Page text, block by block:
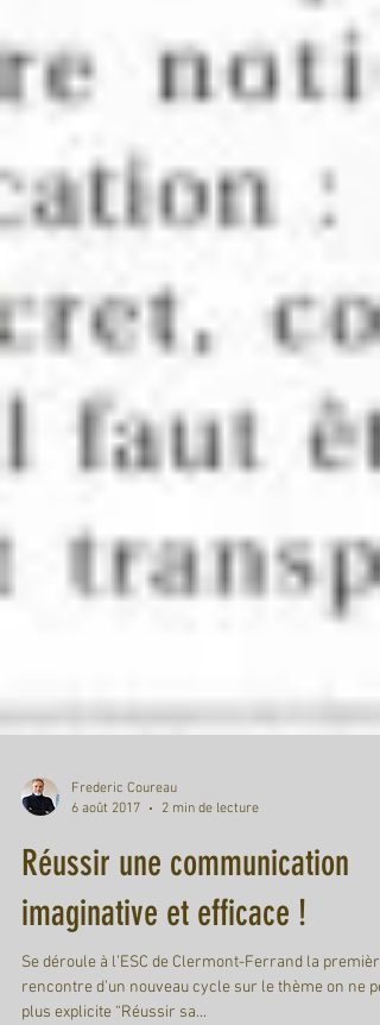
Frederic Coureau
6 août 2017
2 min de lecture
Réussir une communication
imaginative et efficace !